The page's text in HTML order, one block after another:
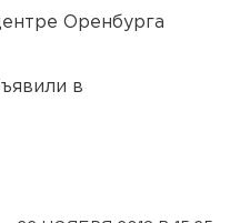
Оренбурга
в